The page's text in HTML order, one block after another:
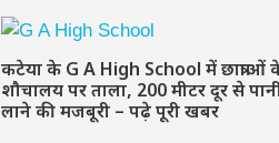
कटेया के G A High School में छात्राओं
शौचालय पर ताला, 200 मीटर दूर से
लाने की मजबूरी – पढ़े पूरी खबर